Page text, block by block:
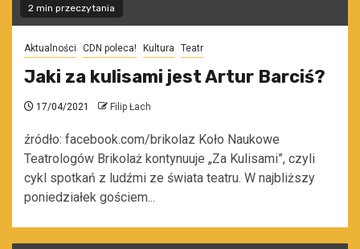
2 min przeczytania
Aktualności CDN poleca! Kultura Teatr
Jaki za kulisami jest Artur Barciś?
17/04/2021 Filip Łach
źródło: facebook.com/brikolaz Koło Naukowe
Teatrologów Brikolaż kontynuuje „Za Kulisami”, czyli
cykl spotkań z ludźmi ze świata teatru. W najbliższy
poniedziałek gościem...